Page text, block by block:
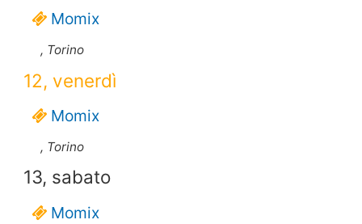
Momix
, Torino
12, venerdì
Momix
, Torino
13, sabato
Momix